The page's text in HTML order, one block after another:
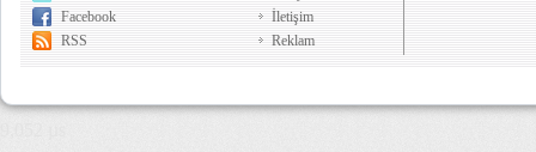
Facebook
RSS
İletişim
Reklam